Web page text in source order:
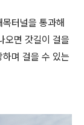
터널을 통과해
오면 갓길이 걸을
며 걸을 수 있는